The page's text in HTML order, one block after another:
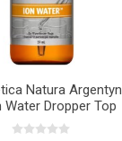
Natura Argentyn
Water Dropper Top
59 ml